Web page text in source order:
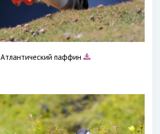
Атлантический паффин